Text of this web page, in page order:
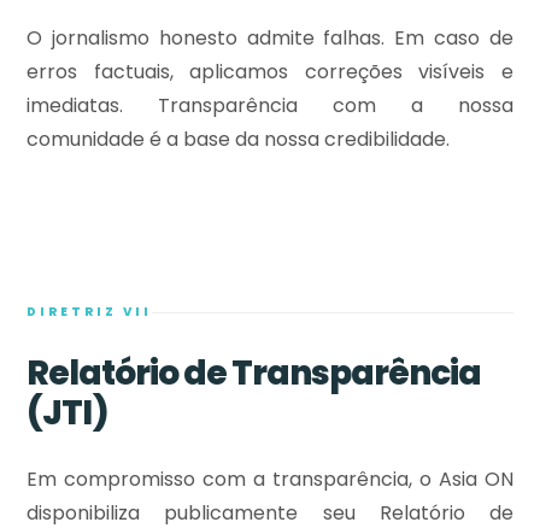
O jornalismo honesto admite falhas. Em caso de
erros factuais, aplicamos correções visíveis e
imediatas. Transparência com a nossa
comunidade é a base da nossa credibilidade.
DIRETRIZ VII
Relatório de Transparência
(JTI)
Em compromisso com a transparência, o Asia ON
disponibiliza publicamente seu Relatório de